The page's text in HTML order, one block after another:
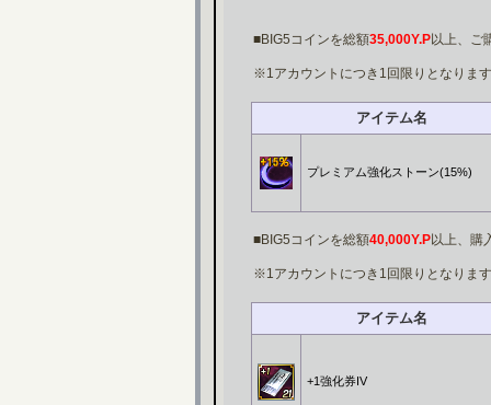
■BIG5コインを総額35,000Y.P以上、ご
※1アカウントにつき1回限りとなりま
アイテム名
プレミアム強化ストーン(15%)
■BIG5コインを総額40,000Y.P以上、購
※1アカウントにつき1回限りとなりま
アイテム名
+1強化券IV